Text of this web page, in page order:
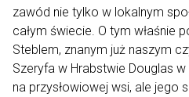
zawód nie tylko w lokalnym
całym świecie. O tym właśnie
Steblem, znanym już naszym
Szeryfa w Hrabstwie Douglas
na przysłowiowej wsi, ale jego